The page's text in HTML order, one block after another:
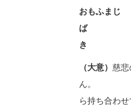
お
（大意） 慈悲
ら持ち合わ